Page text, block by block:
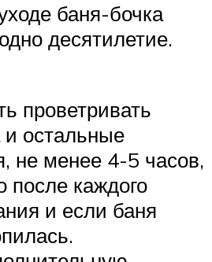
баня-бочка
десятилетие.
проветривать
остальные
не менее 4-5 часов,
после каждого
и если баня